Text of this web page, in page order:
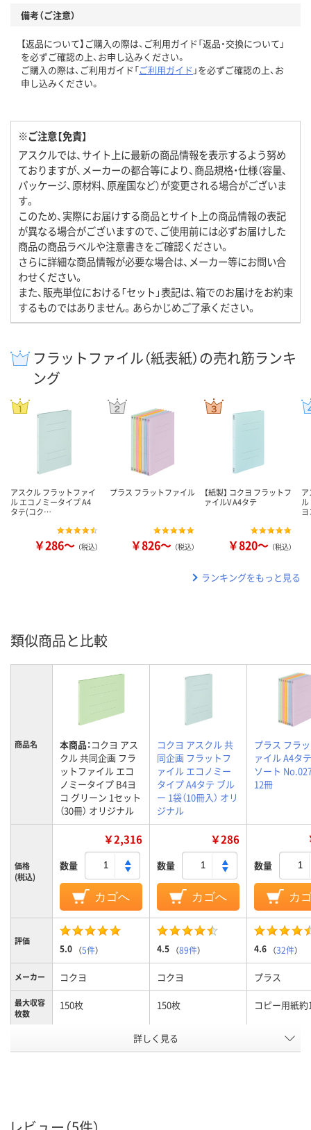
備考（ご注意）
【返品について】ご購入の際は、ご利用ガイド「返品・交換について」
を必ずご確認の上、お申し込みください。
ご購入の際は、ご利用ガイド「ご利用ガイド 」を必ずご確認の上、お
申し込みください。
※ご注意【免責】
アスクルでは、サイト上に最新の商品情報を表示するよう努め
ておりますが、メーカーの都合等により、商品規格・仕様（容量、
パッケージ、原材料、原産国など）が変更される場合がございま
す。
このため、実際にお届けする商品とサイト上の商品情報の表記
が異なる場合がございますので、ご使用前には必ずお届けした
商品の商品ラベルや注意書きをご確認ください。
さらに詳細な商品情報が必要な場合は、メーカー等にお問い合
わせください。
また、販売単位における「セット」表記は、箱でのお届けをお約束
するものではありません。あらかじめご了承ください。
フラットファイル（紙表紙）の売れ筋ランキ
ング
アスクル フラットファイ
ル エコノミータイプ A4
タテ(コク…
￥286～ （税込）
プラス フラットファイル
￥826～ （税込）
【紙製】 コクヨ フラットフ
ァイルV A4タテ
￥820～ （税込）
ランキングをもっと見る
類似商品と比較
商品名 本商品：コクヨ アス
クル 共同企画 フラ
ットファイル エコ
ノミータイプ B4ヨ
コ グリーン 1セット
（30冊） オリジナル
コクヨ アスクル 共
同企画 フラットフ
ァイル エコノミー
タイプ A4タテ ブル
ー 1袋（10冊入） オリ
ジナル
プラス フラ
ァイル A4タ
ソート
12冊
価格
(税込)
￥2,316
数量
カゴへ
￥286
数量
カゴへ
数量
カ
評価
5.0 （5件） 4.5 （89件） 4.6 （32件）
メーカー コクヨ コクヨ プラス
最大収容
枚数
150枚 150枚 コピー用紙約
A4タテ
詳しく見る